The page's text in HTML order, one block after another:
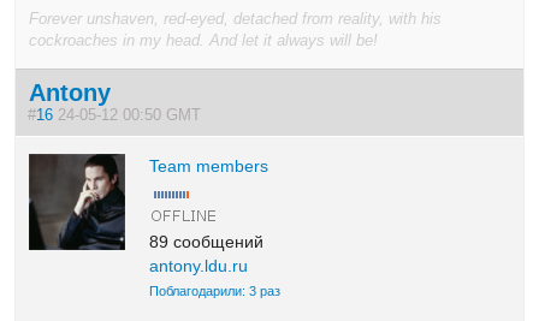
Forever unshaven, red-eyed, detached from reality, with his
cockroaches in my head. And let it always will be!
Antony
#16 24-05-12 00:50 GMT
Team members
89 сообщений
antony.ldu.ru
Поблагодарили: 3 раз